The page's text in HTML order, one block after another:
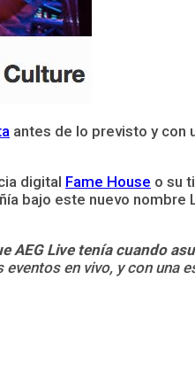
antes de lo previsto y con
digital Fame House o su
bajo este nuevo nombre
AEG Live tenía cuando
en vivo, y con una